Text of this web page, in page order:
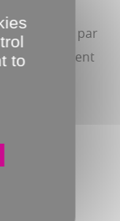
enfermer par
ils veulent
s'éclater.
to